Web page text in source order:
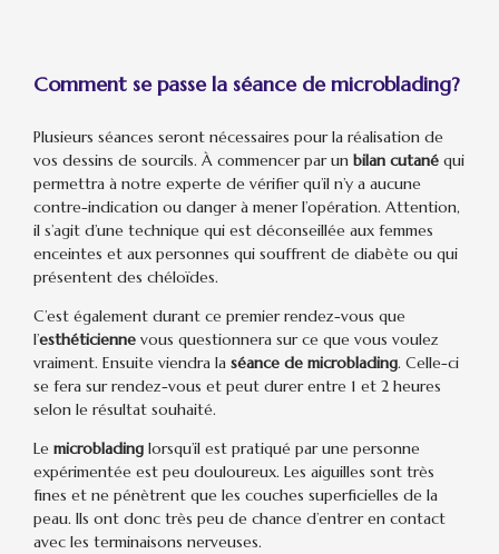
Comment se passe la séance de microblading?
Plusieurs séances seront nécessaires pour la réalisation de
vos dessins de sourcils. À commencer par un bilan cutanéqui
permettra à notre experte de vérifier qu’il n’y a aucune
contre-indication ou danger à mener l’opération. Attention,
il s’agit d’une technique qui est déconseillée aux femmes
enceintes et aux personnes qui souffrent de diabète ou qui
présentent des chéloïdes.
C’est également durant ce premier rendez-vous que
l’esthéticiennevous questionnera sur ce que vous voulez
vraiment. Ensuite viendra la séance de microblading. Celle-ci
se fera sur rendez-vous et peut durer entre 1 et 2 heures
selon le résultat souhaité.
Le microbladinglorsqu’il est pratiqué par une personne
expérimentée est peu douloureux. Les aiguilles sont très
fines et ne pénètrent que les couches superficielles de la
peau. Ils ont donc très peu de chance d’entrer en contact
avec les terminaisons nerveuses.